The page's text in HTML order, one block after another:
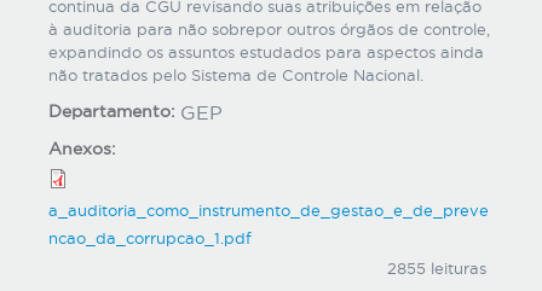
continua da CGU revisando suas atribuições em relação
à auditoria para não sobrepor outros órgãos de controle,
expandindo os assuntos estudados para aspectos ainda
não tratados pelo Sistema de Controle Nacional.
Departamento: GEP
Anexos:
a_auditoria_como_instrumento_de_gestao_e_de_preve
ncao_da_corrupcao_1.pdf
2855 leituras